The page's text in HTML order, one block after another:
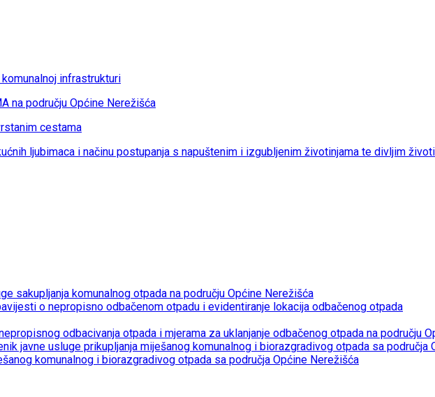
infrastrukturi
na području Općine Nerežišća
cestama
ljubimaca i načinu postupanja s napuštenim i izgubljenim životinjama te divljim
sakupljanja komunalnog otpada na području Općine Nerežišća
o nepropisno odbačenom otpadu i evidentiranje lokacija odbačenog otpada
odbacivanja otpada i mjerama za uklanjanje odbačenog otpada na području
javne usluge prikupljanja miješanog komunalnog i biorazgradivog otpada sa područja
komunalnog i biorazgradivog otpada sa područja Općine Nerežišća